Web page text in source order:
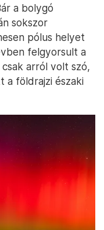
a bolygó
sokszor
pólus helyet
felgyorsult a
arról volt szó,
a földrajzi északi